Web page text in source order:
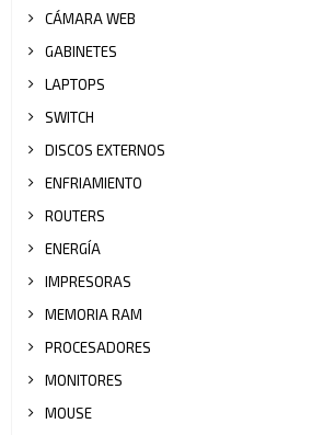
CÁMARA WEB
GABINETES
LAPTOPS
SWITCH
DISCOS EXTERNOS
ENFRIAMIENTO
ROUTERS
ENERGÍA
IMPRESORAS
MEMORIA RAM
PROCESADORES
MONITORES
MOUSE